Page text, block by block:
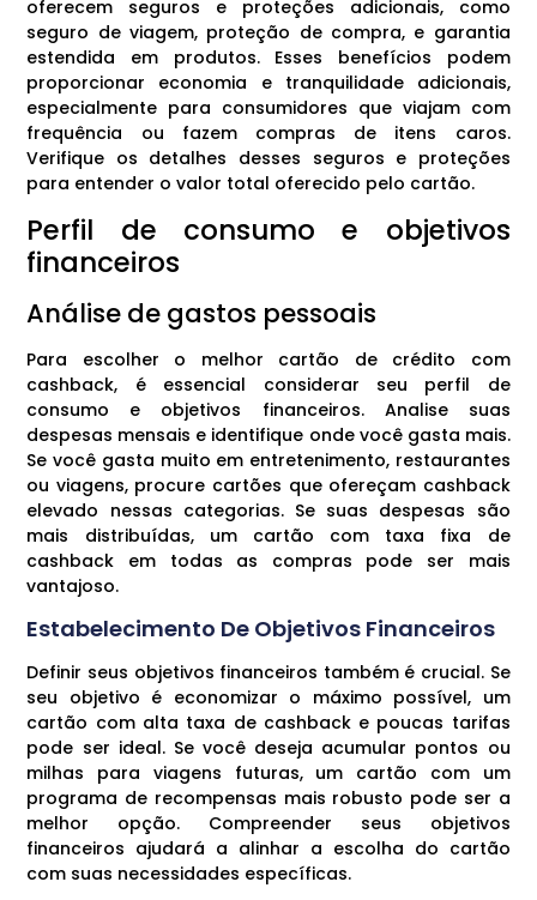
oferecem seguros e proteções adicionais, como
seguro de viagem, proteção de compra, e garantia
estendida em produtos. Esses benefícios podem
proporcionar economia e tranquilidade adicionais,
especialmente para consumidores que viajam com
frequência ou fazem compras de itens caros.
Verifique os detalhes desses seguros e proteções
para entender o valor total oferecido pelo cartão.
Perfil de consumo e objetivos
financeiros
Análise de gastos pessoais
Para escolher o melhor cartão de crédito com
cashback, é essencial considerar seu perfil de
consumo e objetivos financeiros. Analise suas
despesas mensais e identifique onde você gasta mais.
Se você gasta muito em entretenimento, restaurantes
ou viagens, procure cartões que ofereçam cashback
elevado nessas categorias. Se suas despesas são
mais distribuídas, um cartão com taxa fixa de
cashback em todas as compras pode ser mais
vantajoso.
Estabelecimento De Objetivos Financeiros
Definir seus objetivos financeiros também é crucial. Se
seu objetivo é economizar o máximo possível, um
cartão com alta taxa de cashback e poucas tarifas
pode ser ideal. Se você deseja acumular pontos ou
milhas para viagens futuras, um cartão com um
programa de recompensas mais robusto pode ser a
melhor opção. Compreender seus objetivos
financeiros ajudará a alinhar a escolha do cartão
com suas necessidades específicas.